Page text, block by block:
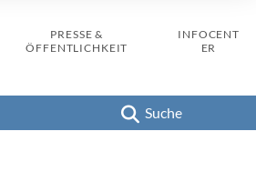
PRESSE &
ÖFFENTLICHKEIT
INFOCENT
ER
Suche